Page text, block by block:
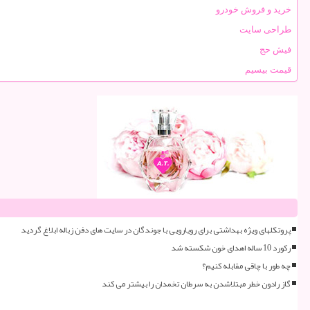
خرید و فروش خودرو
طراحی سایت
فیش حج
قیمت بیسیم
پروتکلهای ویژه بهداشتی برای رویارویی با جوندگان در سایت های دفن زباله ابلاغ گردید
رکورد 10 ساله اهدای خون شکسته شد
چه طور با چاقی مقابله کنیم؟
گاز رادون خطر مبتلاشدن به سرطان تخمدان را بیشتر می کند